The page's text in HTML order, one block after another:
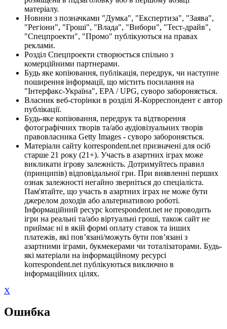
матеріалу.
Новини з позначками "Думка", "Експертиза", "Заява",
"Регіони", "Гроші", "Влада", "Вибори", "Тест-драйв",
"Спецпроекти", "Промо" публікуються на правах
реклами.
Розділ Спецпроекти створюється спільно з
комерційними партнерами.
Будь яке копіювання, публікація, передрук, чи наступне
поширення інформації, що містить посилання на
"Інтерфакс-Україна", EPA / UPG, суворо забороняється.
Власник веб-сторінки в розділі Я-Корреспондент є автор
публікації.
Будь-яке копіювання, передрук та відтворення
фотографічних творів та/або аудіовізуальних творів
правовласника Getty Images - суворо забороняється.
Матеріали сайту korrespondent.net призначені для осіб
старше 21 року (21+). Участь в азартних іграх може
викликати ігрову залежність. Дотримуйтесь правил
(принципів) відповідальної гри. При виявленні перших
ознак залежності негайно зверніться до спеціаліста.
Пам'ятайте, що участь в азартних іграх не може бути
джерелом доходів або альтернативою роботі.
Інформаційний ресурс korrespondent.net не проводить
ігри на реальні та/або віртуальні гроші, також сайт не
приймає ні в якій формі оплату ставок та інших
платежів, які пов’язані/можуть бути пов’язані з
азартними іграми, букмекерами чи тоталізаторами. Будь-
які матеріали на інформаційному ресурсі
korrespondent.net публікуються виключно в
інформаційних цілях.
X
Ошибка